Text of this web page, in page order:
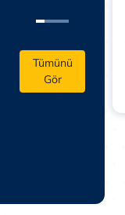
Tümünü
Gör
hem de